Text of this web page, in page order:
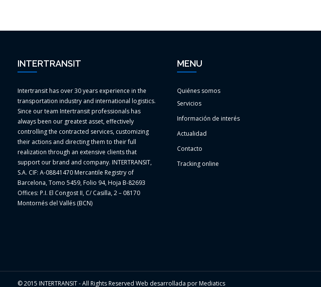
INTERTRANSIT
Intertransit has over 30 years experience in the
transportation industry and international logistics.
Since our team Intertransit professionals has
always been our greatest asset, effectively
controlling the contracted services, customizing
their actions and directing them to their full
realization through an extensive clients that
support our brand and company. INTERTRANSIT,
S.A. CIF: A-08841470 Mercantile Registry of
Barcelona, Tomo 5459, Folio 94, Hoja B-82693
Offices: P.I. El Congost II, C/ Casilla, 2 – 08170
Montornés del Vallés (BCN)
MENU
Quiénes somos
Servicios
Información de interés
Actualidad
Contacto
Tracking online
© 2015 INTERTRANSIT - All Rights Reserved Web desarrollada por Mediatics